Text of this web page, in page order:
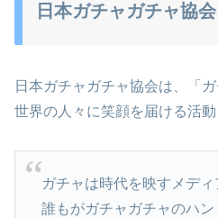
日本ガチャガチャ協
日本ガチャガチャ協会は、「
世界の人々に笑顔を届ける活動
ガチャは時代を映すメディ
誰もがガチャガチャのハン